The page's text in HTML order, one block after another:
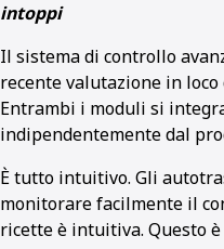
intoppi
Il sistema di controllo
recente valutazione in
Entrambi i moduli si
indipendentemente dal
È tutto intuitivo. Gli
monitorare facilmente il
ricette è intuitiva. Questo